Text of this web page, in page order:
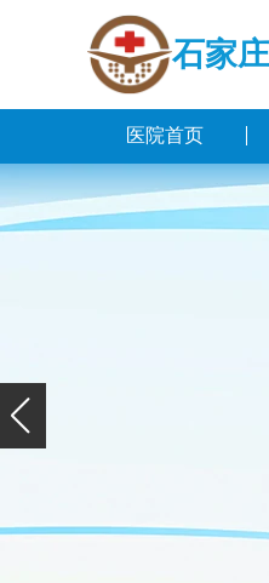
石家
医院首页